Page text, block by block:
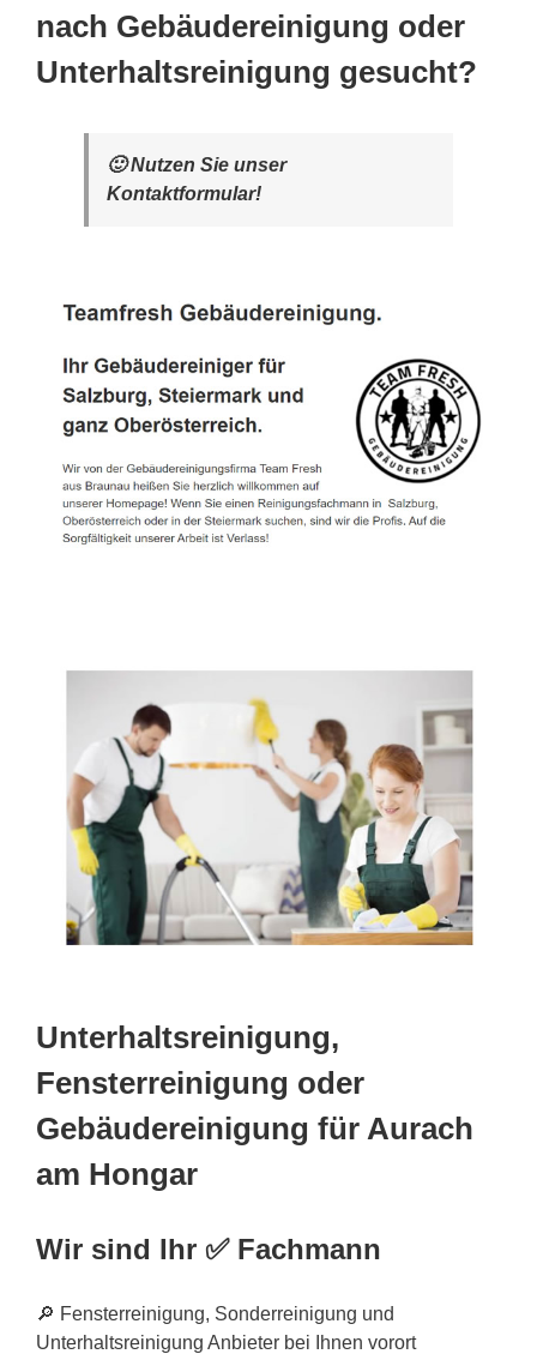
nach Gebäudereinigung oder
Unterhaltsreinigung gesucht?
🙂 Nutzen Sie unser
Kontaktformular!
Unterhaltsreinigung,
Fensterreinigung oder
Gebäudereinigung für Aurach
am Hongar
Wir sind Ihr ✅ Fachmann
🔎 Fensterreinigung, Sonderreinigung und
Unterhaltsreinigung Anbieter bei Ihnen vorort